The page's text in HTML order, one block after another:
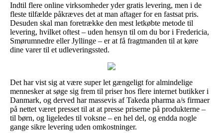
Indtil flere online virksomheder yder gratis levering, men i de
fleste tilfælde påkræves det at man aftager for en fastsat pris.
Desuden skal man foretrække den mest letkøbte metode til
levering, hvilket oftest – uden hensyn til om du bor i Fredericia,
Smørumnedre eller Jyllinge – er at få fragtmanden til at køre
dine varer til et udleveringssted.
Det har vist sig at være super let gængeligt for almindelige
mennesker at søge sig frem til priser hos flere internet butikker i
Danmark, og derved har massevis af Takeda pharma a/s firmaer
på nettet været presset til at at presse priserne på produkterne –
til børn, og ligeledes til voksne – en hel del, og endda nogle
gange sikre levering uden omkostninger.